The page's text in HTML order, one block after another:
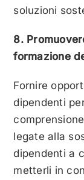
soluzioni
8.
formazione
Fornire
dipendenti
legate alla
dipendenti a
metterli in